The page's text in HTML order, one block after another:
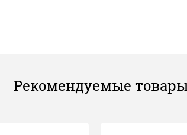
Рекомендуемые